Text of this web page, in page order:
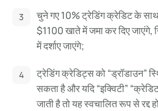
चुने गए 10% ट्रेडिंग क्रेडिट के
$1100 खाते में जमा कर दिए
में दर्शाए जाएंगे;
ट्रेडिंग क्रेडिट्स को “ड्रॉडाउन”
सकता है और यदि “इक्विटी”
जाती है तो यह स्वचालित रूप से रद्द